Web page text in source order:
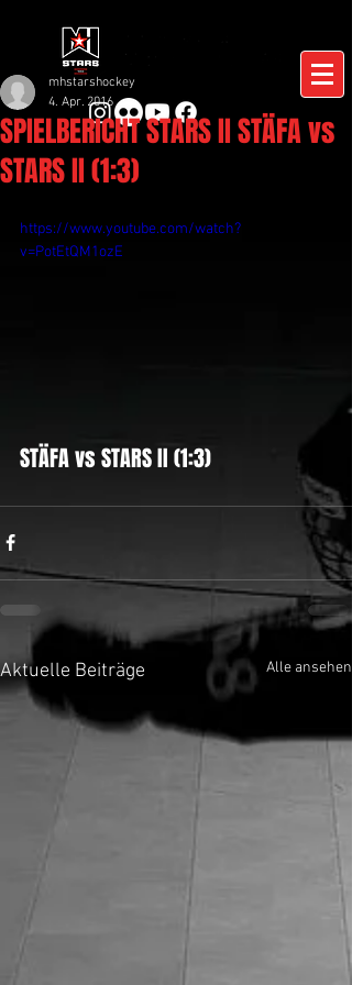
SPIELBERICHT STARS II STÄFA vs
STARS II (1:3)
mhstarshockey
4. Apr. 2016
https://www.youtube.com/watch?
v=PotEtQM1ozE
STÄFA vs STARS II (1:3)
Aktuelle Beiträge Alle ansehen